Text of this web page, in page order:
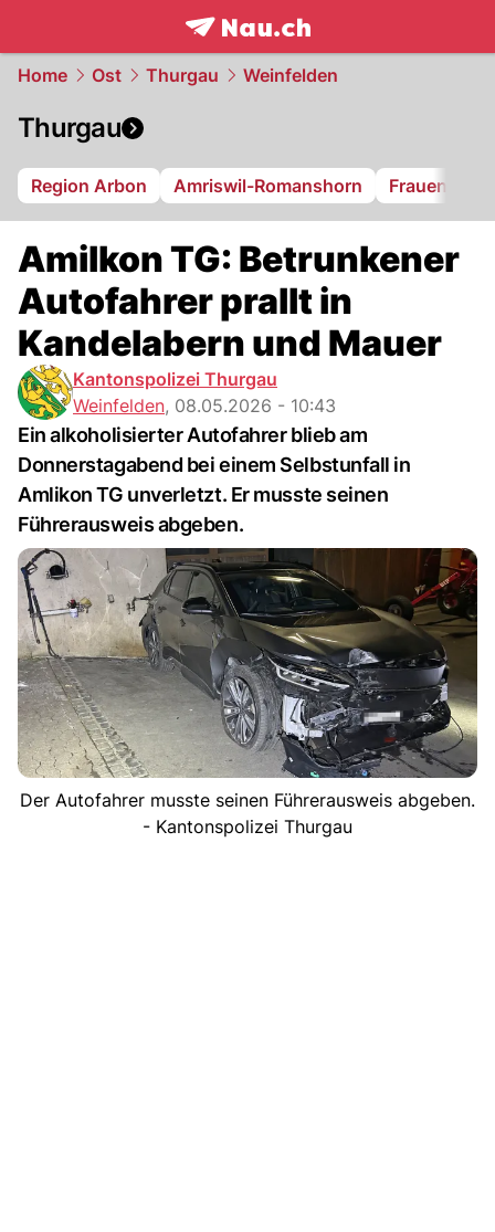
frontpage.NAU.ch
Home Ost Thurgau Weinfelden
Thurgau
Region Arbon Amriswil-Romanshorn Frauenfeld
Amilkon TG: Betrunkener
Autofahrer prallt in
Kandelabern und Mauer
Kantonspolizei Thurgau
Weinfelden, 08.05.2026 - 10:43
Ein alkoholisierter Autofahrer blieb am
Donnerstagabend bei einem Selbstunfall in
Amlikon TG unverletzt. Er musste seinen
Führerausweis abgeben.
Der Autofahrer musste seinen Führerausweis abgeben.
- Kantonspolizei Thurgau